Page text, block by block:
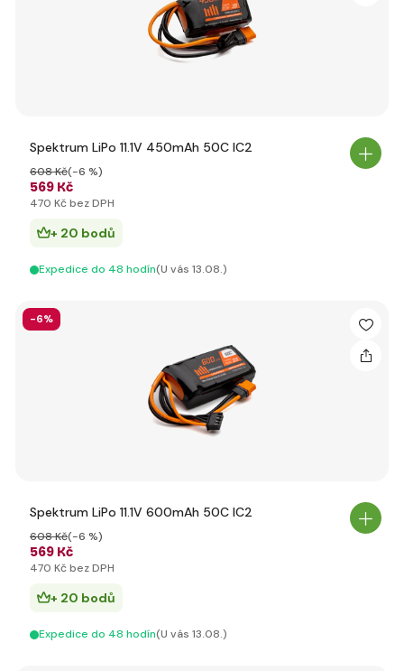
Spektrum LiPo 11.1V 450mAh 50C IC2
569 Kč
608 Kč(-6 %)
470 Kč bez DPH
+ 20 bodů
Expedice do 48 hodín(U vás 13.08.)
-6%
Spektrum LiPo 11.1V 600mAh 50C IC2
569 Kč
608 Kč(-6 %)
470 Kč bez DPH
+ 20 bodů
Expedice do 48 hodín(U vás 13.08.)